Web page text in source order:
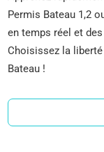
Permis Bateau 1,2
en temps réel et
Choisissez la
Bateau !